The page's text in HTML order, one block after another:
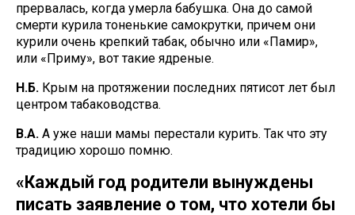
прервалась, когда умерла бабушка. Она до самой
смерти курила тоненькие самокрутки, причем они
курили очень крепкий табак, обычно или «Памир»,
или «Приму», вот такие ядреные.
Н.Б. Крым на протяжении последних пятисот лет был
центром табаководства.
В.А. А уже наши мамы перестали курить. Так что эту
традицию хорошо помню.
«Каждый год родители вынуждены
писать заявление о том, что хотели бы